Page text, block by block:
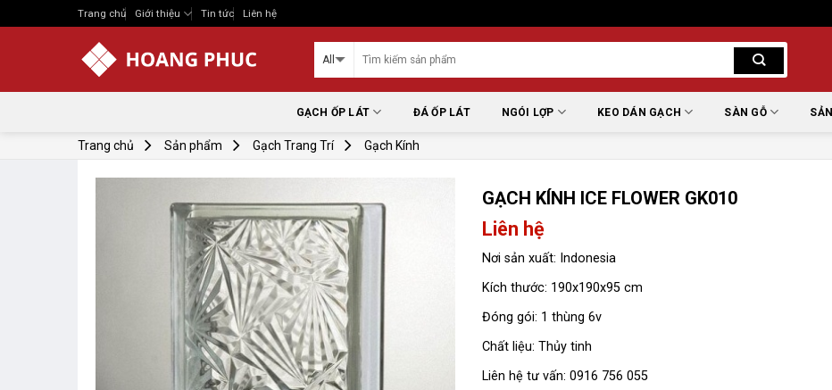
to
Trang chủ Giới thiệu Tin tức Liên hệ
GẠCH ỐP LÁT ĐÁ ỐP LÁT NGÓI LỢP KEO DÁN GẠCH SÀN GỖ
Trang chủ Sản phẩm Gạch Trang Trí Gạch Kính
GẠCH KÍNH ICE FLOWER GK010
Liên hệ
Nơi sản xuất: Indonesia
Kích thước: 190x190x95 cm
Đóng gói: 1 thùng 6v
Chất liệu: Thủy tinh
Liên hệ tư vấn: 0916 756 055